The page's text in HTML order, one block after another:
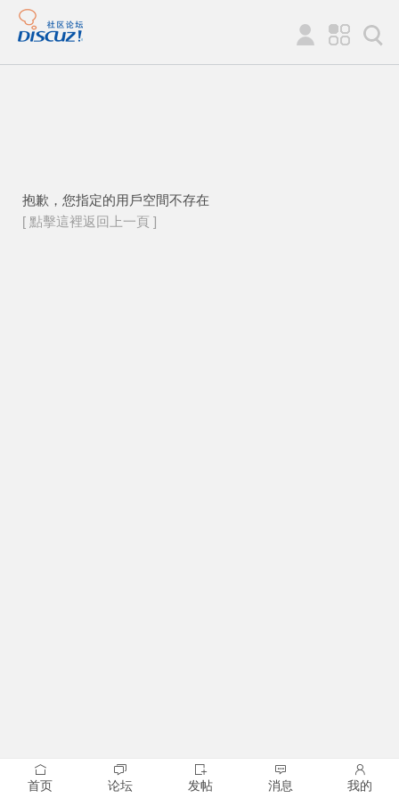
抱歉，您指定的用戶空間不存在
[ 點擊這裡返回上一頁 ]
首页 论坛 发帖 消息 我的